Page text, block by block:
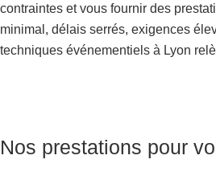
contraintes et vous fournir des
minimal, délais serrés, exigences
techniques événementiels à Lyon
Nos prestations pour